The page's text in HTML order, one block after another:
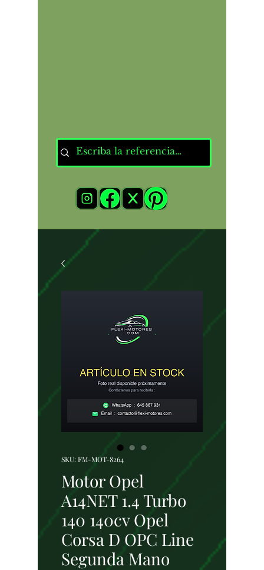
SKU: FM-MOT-8264
Motor Opel
A14NET 1.4 Turbo
140 140cv Opel
Corsa D OPC Line
Segunda Mano